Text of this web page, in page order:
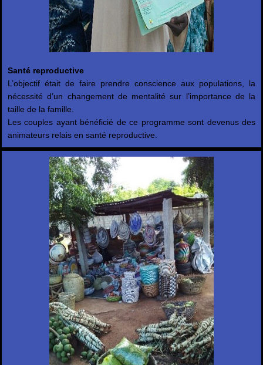
Santé reproductive
L’objectif était de faire prendre conscience aux populations, la
nécessité d’un changement de mentalité sur l’importance de la
taille de la famille.
Les couples ayant bénéficié de ce programme sont devenus des
animateurs relais en santé reproductive.